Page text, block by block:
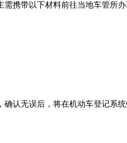
携带以下材料前往当地车管所办
认无误后，将在机动车登记系